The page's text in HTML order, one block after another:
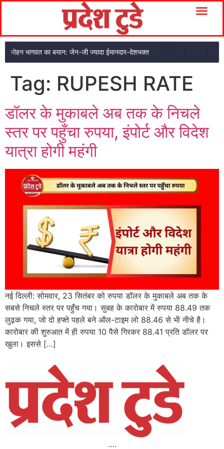
मोहन भागवत का बयान: जेन-जी ज्यादा ईमानदार-देशभक्त
Tag: RUPESH RATE
डॉलर के मुकाबले अब तक के निचले
स्तर पर पहुँचा रुपया, इंपोर्ट और विदेश
यात्रा होगी महंगी
नई दिल्ली: सोमवार, 23 सितंबर को रुपया डॉलर के मुकाबले अब तक के
सबसे निचले स्तर पर पहुँच गया। सुबह के कारोबार में रुपया 88.49 तक
लुढ़क गया, जो दो हफ्ते पहले बने ऑल-टाइम लो 88.46 से भी नीचे है।
कारोबार की शुरुआत में ही रुपया 10 पैसे गिरकर 88.41 प्रति डॉलर पर
खुला। इससे […]
….